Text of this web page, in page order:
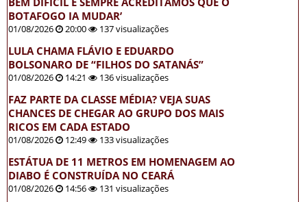
BOTAFOGO IA MUDAR’
01/08/2026 20:00 137 visualizações
LULA CHAMA FLÁVIO E EDUARDO
BOLSONARO DE “FILHOS DO SATANÁS”
01/08/2026 14:21 136 visualizações
FAZ PARTE DA CLASSE MÉDIA? VEJA SUAS
CHANCES DE CHEGAR AO GRUPO DOS MAIS
RICOS EM CADA ESTADO
01/08/2026 12:49 133 visualizações
ESTÁTUA DE 11 METROS EM HOMENAGEM AO
DIABO É CONSTRUÍDA NO CEARÁ
01/08/2026 14:56 131 visualizações